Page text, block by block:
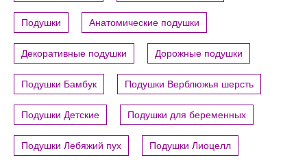
Подушки Анатомические подушки
Декоративные подушки Дорожные подушки
Подушки Бамбук Подушки Верблюжья шерсть
Подушки Детские Подушки для беременных
Подушки Лебяжий пух Подушки Лиоцелл